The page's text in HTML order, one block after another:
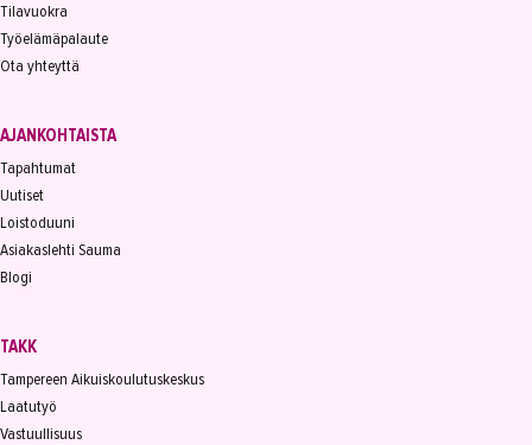
Tilavuokra
Työelämäpalaute
Ota yhteyttä
AJANKOHTAISTA
Tapahtumat
Uutiset
Loistoduuni
Asiakaslehti Sauma
Blogi
TAKK
Tampereen Aikuiskoulutuskeskus
Laatutyö
Vastuullisuus